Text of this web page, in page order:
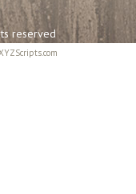
reserved